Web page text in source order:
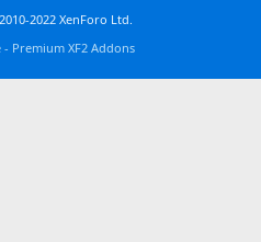
2022 XenForo Ltd.
Premium XF2 Addons